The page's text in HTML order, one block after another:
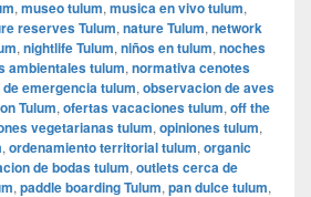
, museo tulum, musica en vivo tulum,
reserves Tulum, nature Tulum, network
, nightlife Tulum, niños en tulum, noches
ambientales tulum, normativa cenotes
emergencia tulum, observacion de aves
Tulum, ofertas vacaciones tulum, off the
vegetarianas tulum, opiniones tulum,
, ordenamiento territorial tulum, organic
de bodas tulum, outlets cerca de
, paddle boarding Tulum, pan dulce tulum,